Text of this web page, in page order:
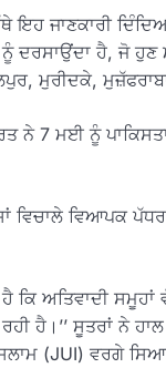
ਇਹ ਜਾਣਕਾਰੀ
ਦਰਸਾਉਂਦਾ ਹੈ, ਜੋ
ਮੁਰੀਦਕੇ,
ਨੇ 7 ਮਈ ਨੂੰ
ਵਿਚਾਲੇ ਵਿਆਪਕ
ਕਿ ਅਤਿਵਾਦੀ
ਹੈ।’’ ਸੂਤਰਾਂ ਨੇ
ਵਰਗੇ ਸਿਆਸੀ-